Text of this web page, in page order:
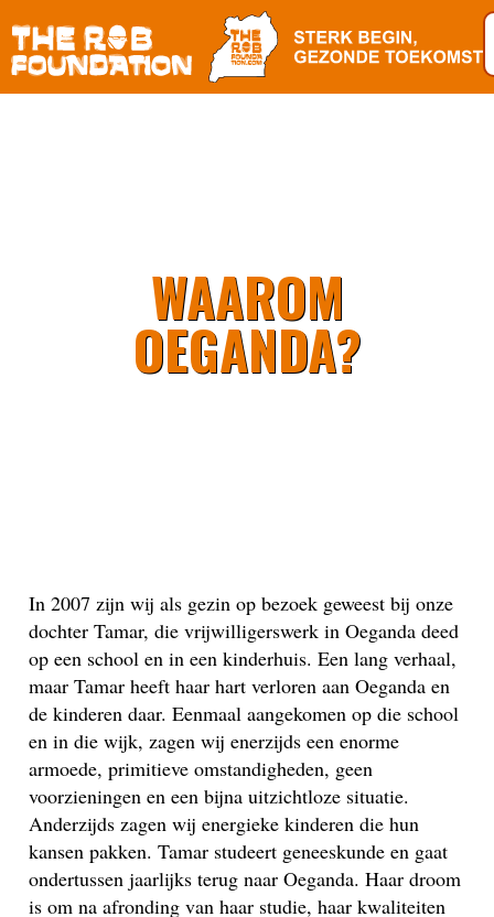
WAAROM
OEGANDA?
In 2007 zijn wij als gezin op bezoek geweest bij onze
dochter Tamar, die vrijwilligerswerk in Oeganda deed
op een school en in een kinderhuis. Een lang verhaal,
maar Tamar heeft haar hart verloren aan Oeganda en
de kinderen daar. Eenmaal aangekomen op die school
en in die wijk, zagen wij enerzijds een enorme
armoede, primitieve omstandigheden, geen
voorzieningen en een bijna uitzichtloze situatie.
Anderzijds zagen wij energieke kinderen die hun
kansen pakken. Tamar studeert geneeskunde en gaat
ondertussen jaarlijks terug naar Oeganda. Haar droom
is om na afronding van haar studie, haar kwaliteiten